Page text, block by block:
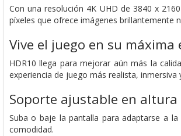
Con una resolución 4K UHD de 3840 x
píxeles que ofrece imágenes brillantemente
Vive el juego en su máxima
HDR10 llega para mejorar aún más la
experiencia de juego más realista,
Soporte ajustable en altura
Suba o baje la pantalla para adaptarse a
comodidad.